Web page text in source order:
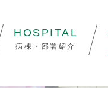
HOSPITAL
病棟・部署紹介